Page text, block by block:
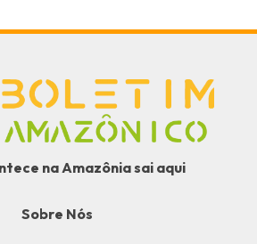
na Amazônia sai aqui
Sobre Nós